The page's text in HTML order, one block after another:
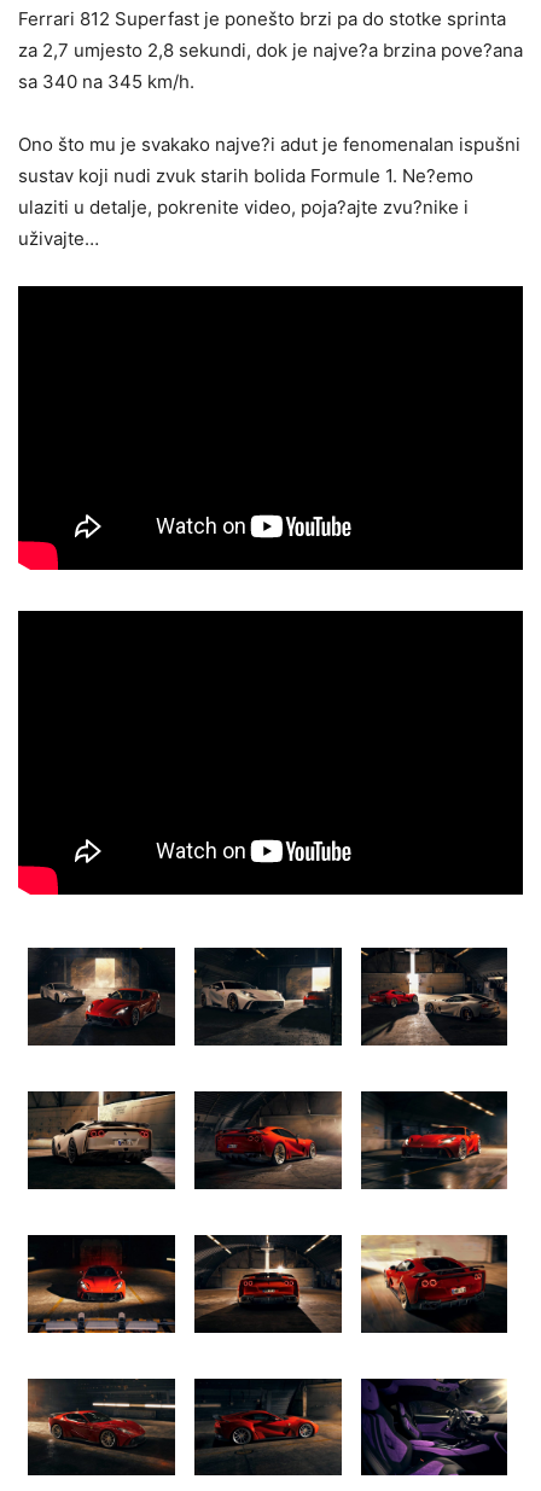
Ferrari 812 Superfast je ponešto brzi pa do stotke sprinta
za 2,7 umjesto 2,8 sekundi, dok je najve?a brzina pove?ana
sa 340 na 345 km/h.
Ono što mu je svakako najve?i adut je fenomenalan ispušni
sustav koji nudi zvuk starih bolida Formule 1. Ne?emo
ulaziti u detalje, pokrenite video, poja?ajte zvu?nike i
uživajte…